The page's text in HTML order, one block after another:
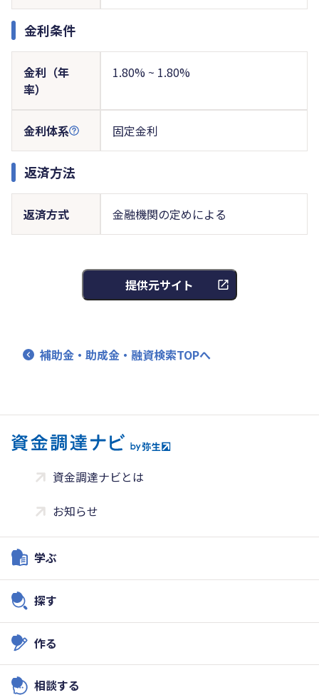
金利条件
金利（年
率）
1.80% ~ 1.80%
金利体系 固定金利
返済方法
返済方式 金融機関の定めによる
提供元サイト
補助金・助成金・融資検索TOPへ
資金調達ナビとは
お知らせ
学ぶ
探す
作る
相談する